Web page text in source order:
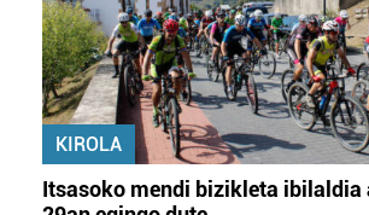
KIROLA
Itsasoko mendi bizikleta ibilaldia